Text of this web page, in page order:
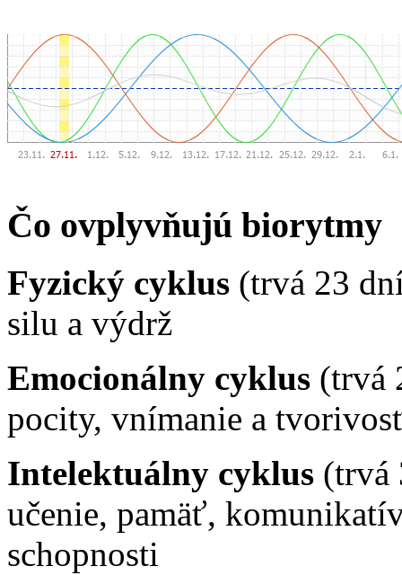
Čo ovplyvňujú biorytmy
Fyzický cyklus (trvá 23
silu a výdrž
Emocionálny cyklus (trvá
pocity, vnímanie a
Intelektuálny cyklus (trvá
učenie, pamäť,
schopnosti